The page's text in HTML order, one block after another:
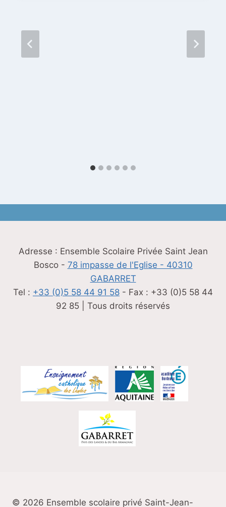
Adresse : Ensemble Scolaire Privée Saint Jean
Bosco - 78 impasse de l'Eglise - 40310
GABARRET
Tel : +33 (0)5 58 44 91 58 - Fax : +33 (0)5 58 44
92 85 | Tous droits réservés
© 2026 Ensemble scolaire privé Saint-Jean-